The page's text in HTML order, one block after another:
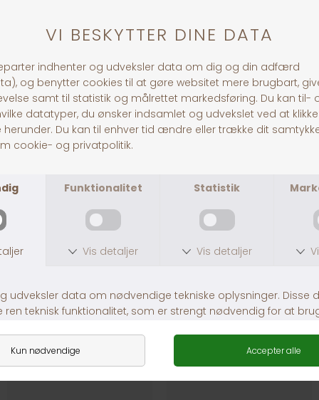
Fragt fra 39,-
1-3 dages levering
Andre købte også